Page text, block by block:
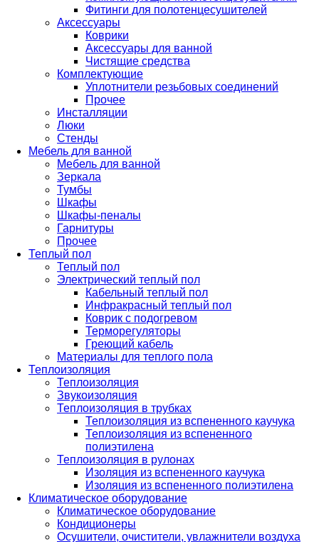
Фитинги для полотенцесушителей
Аксессуары
Коврики
Аксессуары для ванной
Чистящие средства
Комплектующие
Уплотнители резьбовых соединений
Прочее
Инсталляции
Люки
Стенды
Мебель для ванной
Мебель для ванной
Зеркала
Тумбы
Шкафы
Шкафы-пеналы
Гарнитуры
Прочее
Теплый пол
Теплый пол
Электрический теплый пол
Кабельный теплый пол
Инфракрасный теплый пол
Коврик с подогревом
Терморегуляторы
Греющий кабель
Материалы для теплого пола
Теплоизоляция
Теплоизоляция
Звукоизоляция
Теплоизоляция в трубках
Теплоизоляция из вспененного каучука
Теплоизоляция из вспененного
полиэтилена
Теплоизоляция в рулонах
Изоляция из вспененного каучука
Изоляция из вспененного полиэтилена
Климатическое оборудование
Климатическое оборудование
Кондиционеры
Осушители, очистители, увлажнители воздуха